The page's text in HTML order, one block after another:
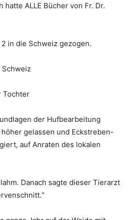
hatte ALLE Bücher von Fr. Dr.
in die Schweiz gezogen.
Tochter
der Hufbearbeitung
gelassen und Eckstreben-
auf Anraten des lokalen
Danach sagte dieser Tierarzt